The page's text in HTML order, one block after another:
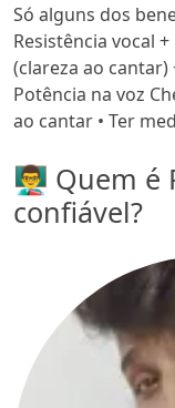
Só alguns dos
Resistência vocal
(clareza ao cantar)
Potência na voz
ao cantar • Ter
👨‍🏫 Quem é
confiável?